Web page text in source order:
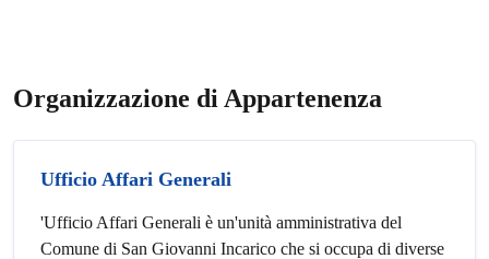
Organizzazione di Appartenenza
Ufficio Affari Generali
'Ufficio Affari Generali è un'unità amministrativa del
Comune di San Giovanni Incarico che si occupa di diverse